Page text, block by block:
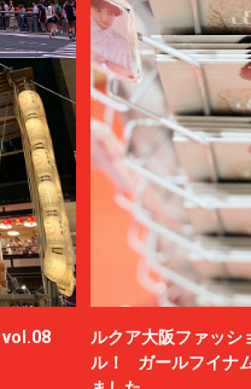
vol.08
ルクア大阪ファッシ
ル！ ガールフイナ